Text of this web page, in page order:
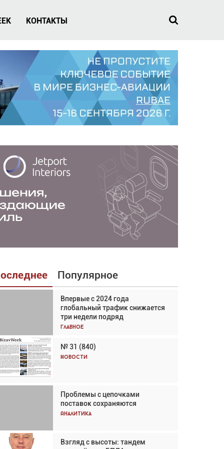
КОНТАКТЫ
Популярное
Впервые с 2024 года
глобальный трафик снижается
три недели подряд
Главное
№ 31 (840)
Новости
Проблемы с цепочками
поставок сохраняются
Аналитика
Взгляд с высоты: тандем
Взгляд с высоты: тандем
вертолётов и БПЛА в
спасательных операциях
Главное
Авиационный фотограф Дэйв
Кох: «Фотография говорит сама
Впервые с 2024 года
глобальный трафик снижается
три недели подряд
Частный самолёт – это актив.